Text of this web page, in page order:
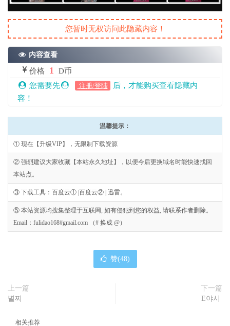
您暂时无权访问此隐藏内容！
内容查看
价格 1
D币
您需要先
注册/登陆
后，才能购买查看隐藏内
容！
温馨提示：
① 现在【升级VIP】，无限制下载资源
② 强烈建议大家收藏【本站永久地址】，以便今后更换域名时能快速找回
本站点。
③ 下载工具：百度云① |百度云② | 迅雷。
⑤ 本站资源均搜集整理于互联网, 如有侵犯到您的权益, 请联系作者删除。
Email：fulidao168#gmail.com （# 换成 @）
赞(48)
上一篇
별찌
下一篇
E야시
相关推荐